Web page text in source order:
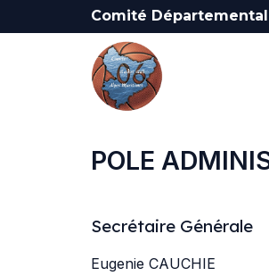
Comité
POLE
Secrétaire Générale
Eugenie CAUCHIE